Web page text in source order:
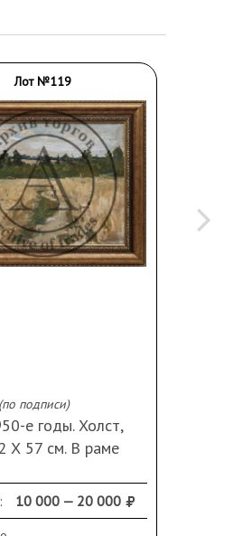
Лот №119
подписи)
е годы. Холст,
Х 57 см. В раме
10 000 — 20 000